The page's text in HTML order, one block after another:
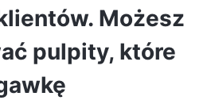
Możesz
pulpity, które